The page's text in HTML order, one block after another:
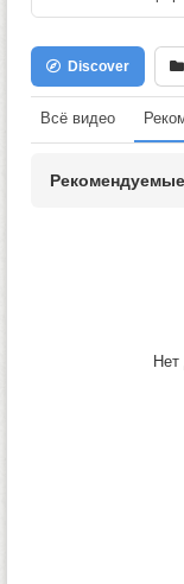
Discover
Всё видео
Нет